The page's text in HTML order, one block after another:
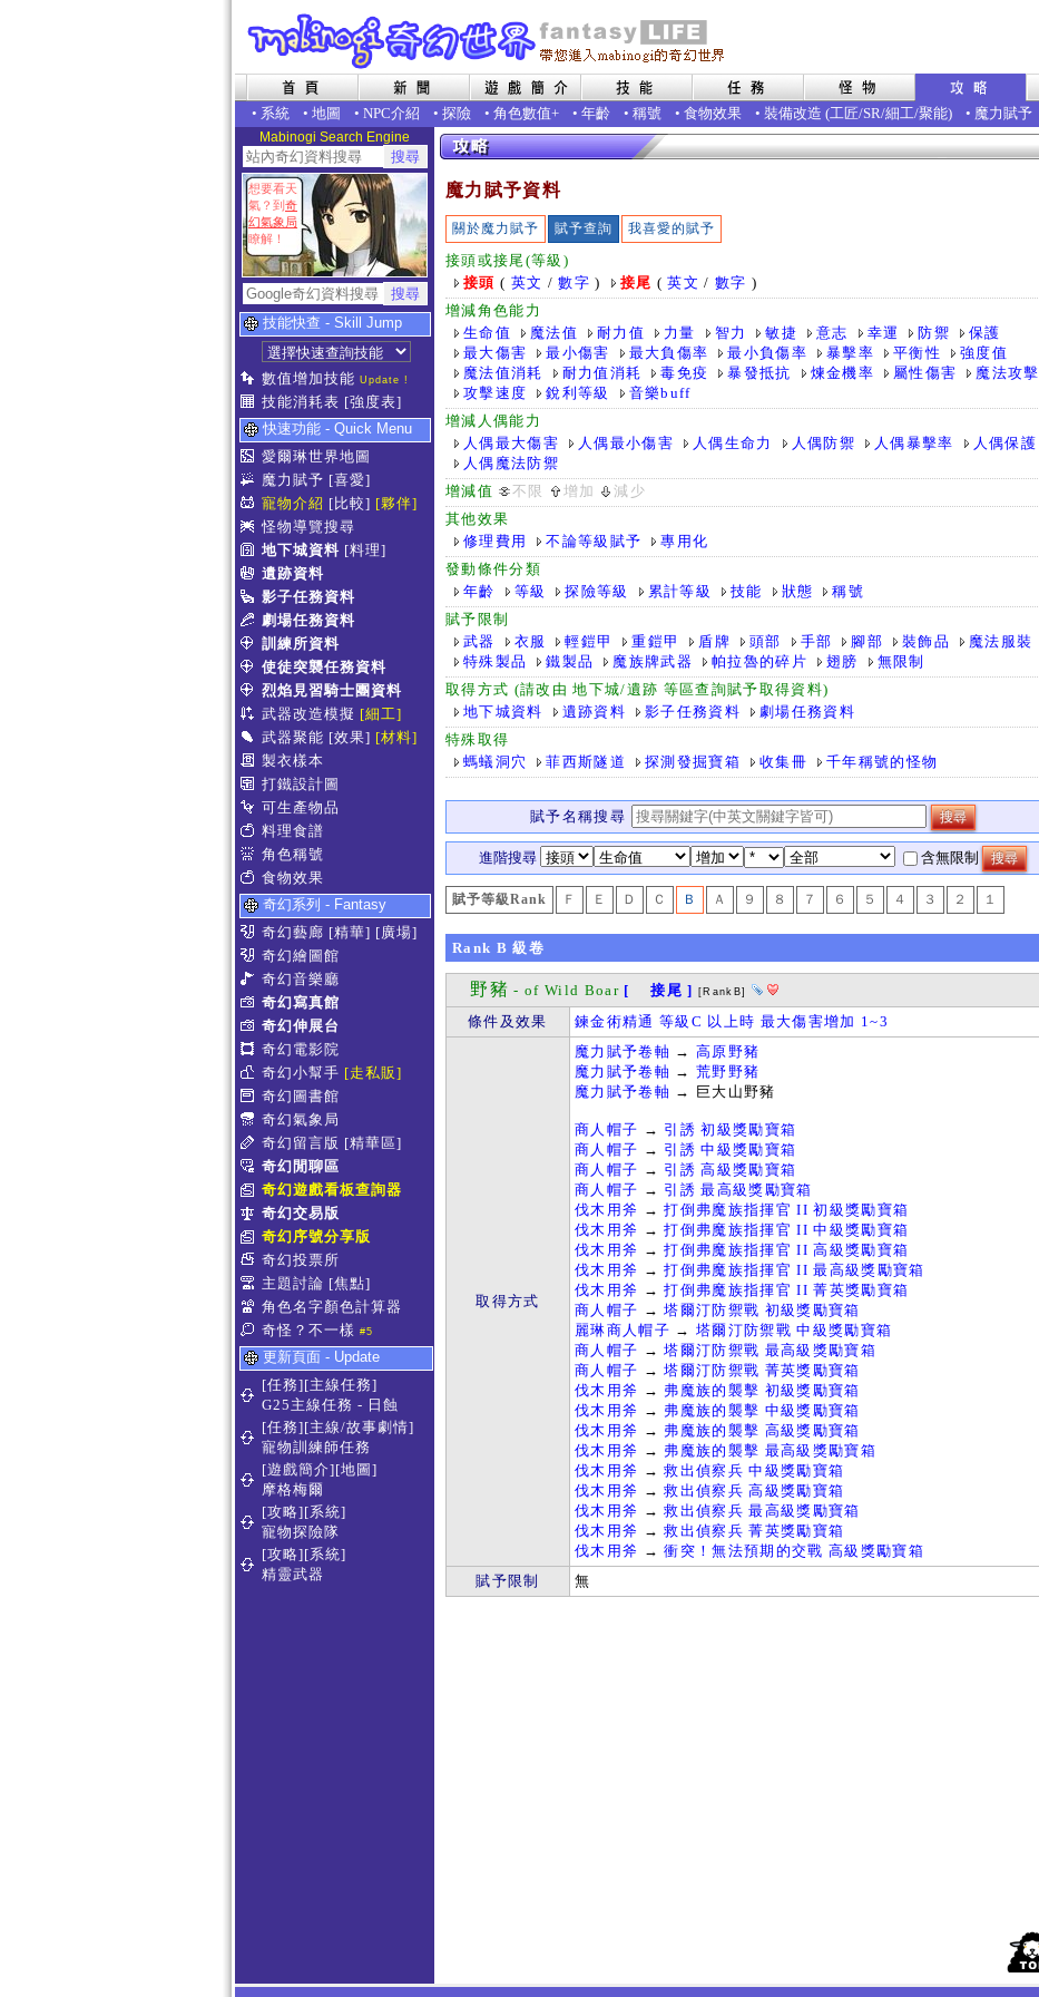
• 系統 • 地圖 • NPC介紹 • 探險 • 角色數值+ • 年齡 • 稱號 • 食物效果 • 裝備改造 (工匠/SR/細工/聚能) • 魔力賦予
Mabinogi Search Engine
想要看天
氣？到 奇
幻氣象局
瞭解！
技能快查 - Skill Jump
數值增加技能 Update !
技能消耗表 [強度表]
快速功能 - Quick Menu
愛爾琳世界地圖
魔力賦予 [喜愛]
寵物介紹 [比較] [夥伴]
怪物導覽搜尋
地下城資料 [料理]
遺跡資料
影子任務資料
劇場任務資料
訓練所資料
使徒突襲任務資料
烈焰見習騎士團資料
武器改造模擬 [細工]
武器聚能 [效果] [材料]
製衣樣本
打鐵設計圖
可生產物品
料理食譜
角色稱號
食物效果
奇幻系列 - Fantasy
奇幻藝廊 [精華] [廣場]
奇幻繪圖館
奇幻音樂廳
奇幻寫真館
奇幻伸展台
奇幻電影院
奇幻小幫手 [走私販]
奇幻圖書館
奇幻氣象局
奇幻留言版 [精華區]
奇幻閒聊區
奇幻遊戲看板查詢器
奇幻交易版
奇幻序號分享版
奇幻投票所
主題討論 [焦點]
角色名字顏色計算器
奇怪？不一樣 #5
更新頁面 - Update
[任務][主線任務]
G25主線任務 - 日蝕
[任務][主線/故事劇情]
寵物訓練師任務
[遊戲簡介][地圖]
摩格梅爾
[攻略][系統]
寵物探險隊
[攻略][系統]
精靈武器
魔力賦予資料
關於魔力賦予 賦予查詢 我喜愛的賦予
接頭或接尾(等級)
接頭 ( 英文 /數字 ) 接尾 (英文 /數字 )
增減角色能力
生命值
魔法值 耐力值 力量 智力 敏捷 意志 幸運 防禦
保護
最大傷害
最小傷害 最大負傷率 最小負傷率 暴擊率 平衡性
強度值
魔法值消耗
耐力值消耗 毒免疫 暴發抵抗 煉金機率 屬性傷害
魔法攻擊
攻擊速度
銳利等級
音樂buff
增減人偶能力
人偶最大傷害
人偶最小傷害 人偶生命力 人偶防禦 人偶暴擊率
人偶保護
人偶魔法防禦
增減值
不限 增加
減少
其他效果
修理費用
不論等級賦予
專用化
發動條件分類
年齡
等級 探險等級 累計等級 技能 狀態
稱號
賦予限制
武器
衣服 輕鎧甲 重鎧甲 盾牌 頭部 手部 腳部 裝飾品
魔法服裝
特殊製品
鐵製品 魔族牌武器 帕拉魯的碎片 翅膀
無限制
取得方式 (請改由 地下城/遺跡 等區查詢賦予取得資料)
地下城資料
遺跡資料 影子任務資料
劇場任務資料
特殊取得
螞蟻洞穴
菲西斯隧道 探測發掘寶箱 收集冊 千年稱號的怪物
賦予名稱搜尋
進階搜尋 含無限制
賦予等級Rank Ｆ Ｅ Ｄ Ｃ Ｂ Ａ ９ ８ ７ ６ ５ ４ ３ ２ １
Rank B 級卷
野豬 - of Wild Boar [ 接尾 ] [RankB]
條件及效果 鍊金術精通 等級C 以上時 最大傷害增加 1~3
取得方式
魔力賦予卷軸 → 高原野豬
魔力賦予卷軸 → 荒野野豬
魔力賦予卷軸 → 巨大山野豬
商人帽子 → 引誘 初級獎勵寶箱
商人帽子 → 引誘 中級獎勵寶箱
商人帽子 → 引誘 高級獎勵寶箱
商人帽子 → 引誘 最高級獎勵寶箱
伐木用斧 →打倒弗魔族指揮官 II 初級獎勵寶箱
伐木用斧 →打倒弗魔族指揮官 II 中級獎勵寶箱
伐木用斧 →打倒弗魔族指揮官 II 高級獎勵寶箱
伐木用斧 →打倒弗魔族指揮官 II 最高級獎勵寶箱
伐木用斧 →打倒弗魔族指揮官 II 菁英獎勵寶箱
商人帽子 →塔爾汀防禦戰 初級獎勵寶箱
麗琳商人帽子 → 塔爾汀防禦戰 中級獎勵寶箱
商人帽子 →塔爾汀防禦戰 最高級獎勵寶箱
商人帽子 →塔爾汀防禦戰 菁英獎勵寶箱
伐木用斧 → 弗魔族的襲擊 初級獎勵寶箱
伐木用斧 → 弗魔族的襲擊 中級獎勵寶箱
伐木用斧 → 弗魔族的襲擊 高級獎勵寶箱
伐木用斧 → 弗魔族的襲擊 最高級獎勵寶箱
伐木用斧 →救出偵察兵 中級獎勵寶箱
伐木用斧 →救出偵察兵 高級獎勵寶箱
伐木用斧 →救出偵察兵 最高級獎勵寶箱
伐木用斧 →救出偵察兵 菁英獎勵寶箱
伐木用斧 →衝突！無法預期的交戰 高級獎勵寶箱
賦予限制
無